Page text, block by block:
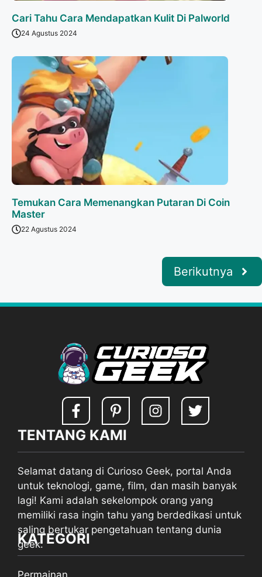
Cari Tahu Cara Mendapatkan Kulit Di Palworld
24 Agustus 2024
Temukan Cara Memenangkan Putaran Di Coin
Master
22 Agustus 2024
Berikutnya
TENTANG KAMI
Selamat datang di Curioso Geek, portal Anda
untuk teknologi, game, film, dan masih banyak
lagi! Kami adalah sekelompok orang yang
memiliki rasa ingin tahu yang berdedikasi untuk
saling bertukar pengetahuan tentang dunia
geek.
KATEGORI
Permainan